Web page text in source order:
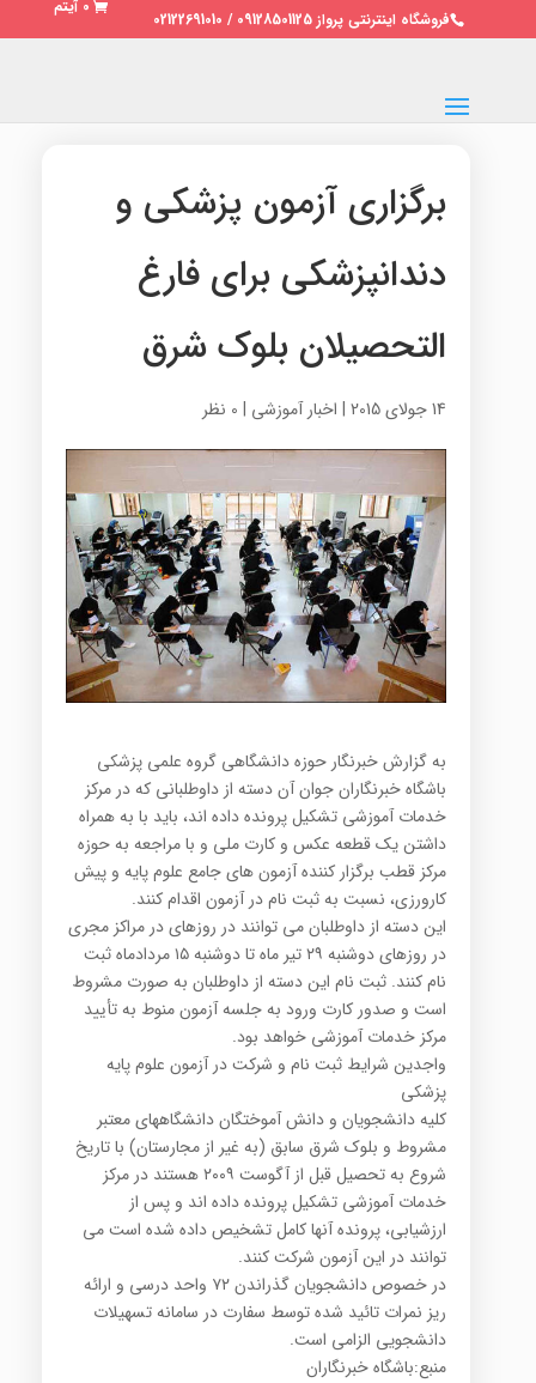
فروشگاه اینترنتی پرواز 09128501125 / 02122691010
0 آیتم
برگزاری آزمون پزشکی و
دندانپزشکی برای فارغ
التحصیلان بلوک شرق
14 جولای 2015 | اخبار آموزشی | 0 نظر
به گزارش خبرنگار حوزه دانشگاهی گروه علمی پزشکی
باشگاه خبرنگاران جوان آن دسته از داوطلبانی که در مرکز
خدمات آموزشی تشکیل پرونده داده اند، باید با به همراه
داشتن یک قطعه عکس و کارت ملی و با مراجعه به حوزه
مرکز قطب برگزار کننده آزمون های جامع علوم پایه و پیش
کارورزی، نسبت به ثبت نام در آزمون اقدام کنند.
این دسته از داوطلبان می توانند در روزهای در مراکز مجری
در روزهای دوشنبه ۲۹ تیر ماه تا دوشنبه ۱۵ مردادماه ثبت
نام کنند. ثبت نام این دسته از داوطلبان به صورت مشروط
است و صدور کارت ورود به جلسه آزمون منوط به تأیید
مرکز خدمات آموزشی خواهد بود.
واجدین شرایط ثبت نام و شرکت در آزمون علوم پایه
پزشكی
کلیه دانشجویان و دانش آموختگان دانشگاههای معتبر
مشروط و بلوك شرق سابق (به غیر از مجارستان) با تاریخ
شروع به تحصیل قبل از آگوست ۲۰۰۹ هستند در مرکز
خدمات آموزشی تشکیل پرونده داده اند و پس از
ارزشیابی، پرونده آنها کامل تشخیص داده شده است می
توانند در این آزمون شرکت کنند.
در خصوص دانشجویان گذراندن ۷۲ واحد درسی و ارائه
ریز نمرات تائید شده توسط سفارت در سامانه تسهیلات
دانشجویی الزامی است.
منبع:باشگاه خبرنگاران